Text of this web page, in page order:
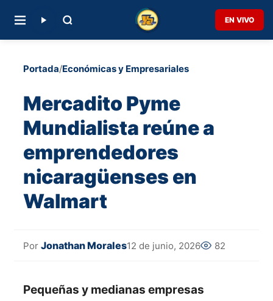
EN VIVO
Portada/Económicas y Empresariales
Mercadito Pyme
Mundialista reúne a
emprendedores
nicaragüenses en
Walmart
Por Jonathan Morales12 de junio, 2026 82
Pequeñas y medianas empresas